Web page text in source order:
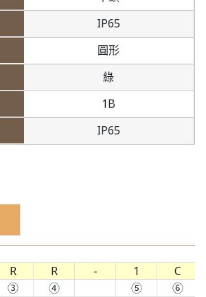
IP65
圓形
綠
1B
IP65
R R - 1
C
③ ④ ⑤ ⑥